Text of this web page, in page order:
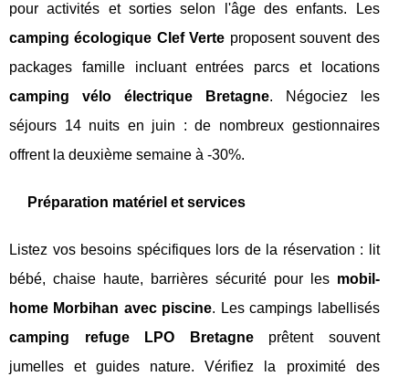
pour activités et sorties selon l'âge des enfants. Les
camping écologique Clef Verte proposent souvent des
packages famille incluant entrées parcs et locations
camping vélo électrique Bretagne. Négociez les
séjours 14 nuits en juin : de nombreux gestionnaires
offrent la deuxième semaine à -30%.
Préparation matériel et services
Listez vos besoins spécifiques lors de la réservation : lit
bébé, chaise haute, barrières sécurité pour les mobil-
home Morbihan avec piscine. Les campings labellisés
camping refuge LPO Bretagneprêtent souvent
jumelles et guides nature. Vérifiez la proximité des